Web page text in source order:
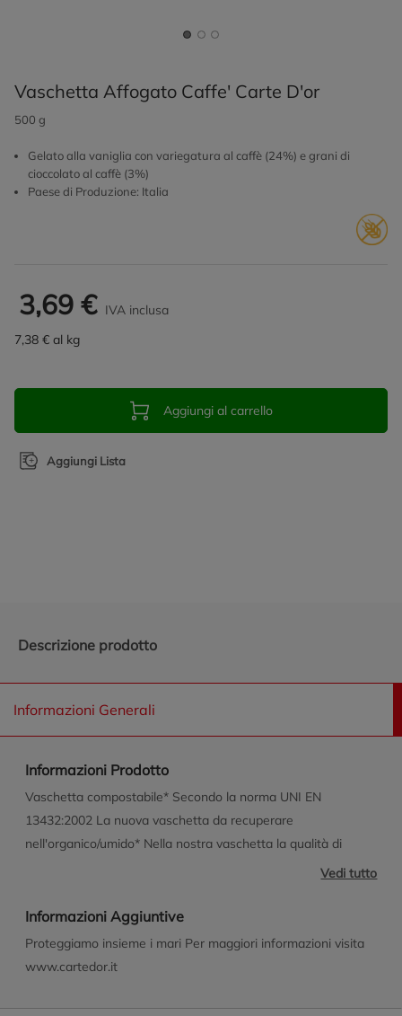
Vaschetta Affogato Caffe' Carte D'or
500 g
Gelato alla vaniglia con variegatura al caffè (24%) e grani di
cioccolato al caffè (3%)
Paese di Produzione: Italia
3,69 € IVA inclusa
7,38 € al kg
Aggiungi al carrello
Aggiungi Lista
Descrizione prodotto
Informazioni Generali
Informazioni Prodotto
Vaschetta compostabile* Secondo la norma UNI EN
13432:2002 La nuova vaschetta da recuperare
nell'organico/umido* Nella nostra vaschetta la qualità di
sempre, unita da oggi ad una grande innovazione: la
Raccolta Differenziata dell'Organico/Umido che viene inviata
in impianti di compostaggio controllati e secondo le
indicazioni del Comune di residenza. Nota bene: non
*Segui le indicazioni del tuo Comune o visita il sito
Vedi tutto
Informazioni Aggiuntive
Proteggiamo insieme i mari Per maggiori informazioni visita
www.cartedor.it